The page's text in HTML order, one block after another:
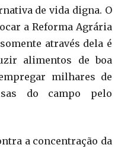
de vida digna. O
a Reforma Agrária
através dela é
alimentos de boa
milhares de
do campo pelo
a concentração da